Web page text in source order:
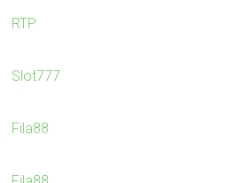
RTP
Slot777
Fila88